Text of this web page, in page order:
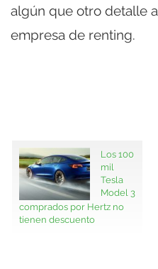
algún que otro detalle
empresa de renting.
Los 100
mil
Tesla
Model 3
comprados por Hertz no
tienen descuento